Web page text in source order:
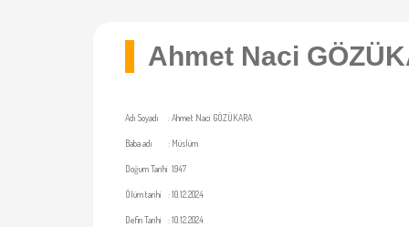
Ahmet Naci
Adı Soyadı :Ahmet Naci GÖZÜKARA
Baba adı : Müslüm
Doğum Tarihi 1947
Ölüm tarihi :10.12.2024
Defin Tarihi :10.12.2024